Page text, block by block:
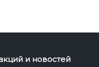
и новостей